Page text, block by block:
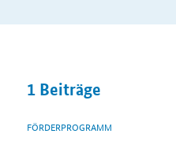
1 Beiträge
FÖRDERPROGRAMM